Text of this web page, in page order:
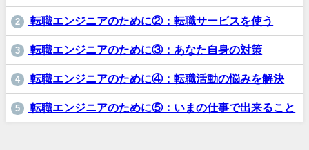
2 転職エンジニアのために②：転職サービスを使う
3 転職エンジニアのために③：あなた自身の対策
4 転職エンジニアのために④：転職活動の悩みを解決
5 転職エンジニアのために⑤：いまの仕事で出来ること